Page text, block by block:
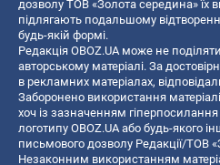
дозволу ТОВ «Золота середина» їх
підлягають подальшому
будь-якій формі.
Редакція OBOZ.UA може не
авторському матеріалі. За
в рекламних матеріалах,
Заборонено використання
хоч із зазначенням гіперпосилання
логотипу OBOZ.UA або будь-якого
письмового дозволу Редакції/ТОВ
Незаконним використанням